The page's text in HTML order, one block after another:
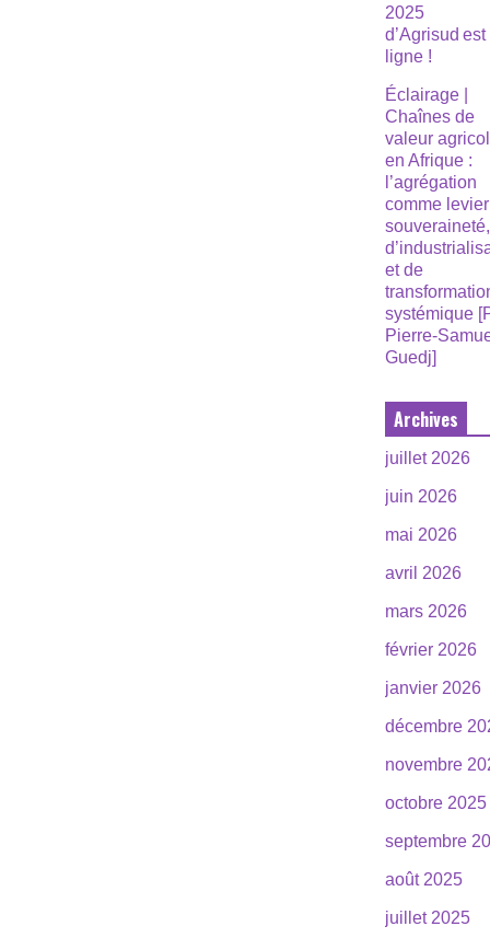
2025
d’Agrisud
ligne !
Éclairage |
Chaînes de
valeur
en Afrique :
l’agrégation
comme
souveraineté,
et de
systémique
Pierre-
Guedj]
Archives
juillet 2026
juin 2026
mai 2026
avril 2026
mars 2026
février 2026
janvier 2026
décembre
novembre
octobre 2025
septembre
août 2025
juillet 2025